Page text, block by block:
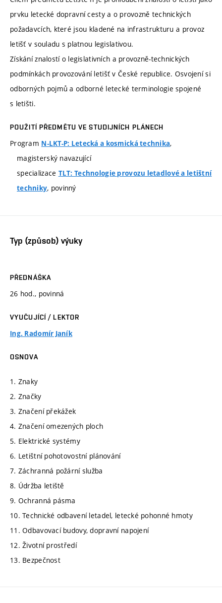
prvku letecké dopravní cesty a o provozně technických
požadavcích, které jsou kladené na infrastrukturu a provoz
letišť v souladu s platnou legislativou.
Získání znalostí o legislativních a provozně-technických
podmínkách provozování letišť v České republice. Osvojení si
odborných pojmů a odborné letecké terminologie spojené
s letišti.
POUŽITÍ PŘEDMĚTU VE STUDIJNÍCH PLÁNECH
Program N-LKT-P: Letecká a kosmická technika,
magisterský navazující
specializace TLT: Technologie provozu letadlové a letištní
techniky, povinný
Typ (způsob) výuky
PŘEDNÁŠKA
26 hod., povinná
VYUČUJÍCÍ / LEKTOR
Ing. Radomír Janík
OSNOVA
1. Znaky
2. Značky
3. Značení překážek
4. Značení omezených ploch
5. Elektrické systémy
6. Letištní pohotovostní plánování
7. Záchranná požární služba
8. Údržba letiště
9. Ochranná pásma
10. Technické odbavení letadel, letecké pohonné hmoty
11. Odbavovací budovy, dopravní napojení
12. Životní prostředí
13. Bezpečnost